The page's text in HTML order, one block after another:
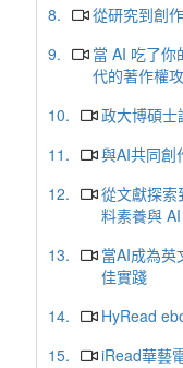
8.
從研究到創
9.
當 AI 吃了你
代的著作權
10.
政大博碩士
11.
與AI共同創
12.
從文獻探
料素養與
13.
當AI成為英
佳實踐
14.
HyRead
15.
iRead華藝